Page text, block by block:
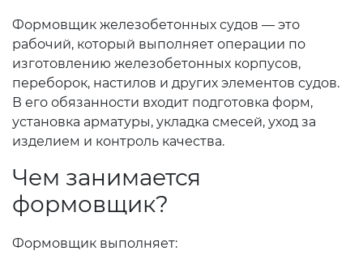
Формовщик железобетонных судов — это
рабочий, который выполняет операции по
изготовлению железобетонных корпусов,
переборок, настилов и других элементов судов.
В его обязанности входит подготовка форм,
установка арматуры, укладка смесей, уход за
изделием и контроль качества.
Чем занимается
формовщик?
Формовщик выполняет: